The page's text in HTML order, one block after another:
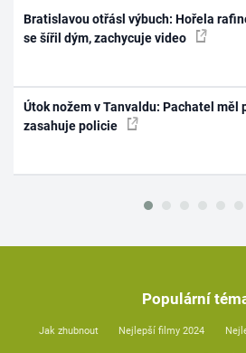
Bratislavou otřásl výbuch: Hořela
se šířil dým, zachycuje video
Útok nožem v Tanvaldu: Pachatel
zasahuje policie
Populární
Jak zhubnout Nejlepší filmy 2024